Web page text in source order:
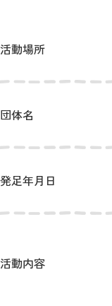
活動場所
団体名
発足年月日
活動内容